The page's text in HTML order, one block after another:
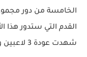
الخامسة من دور
القدم التي ستدور هذا
شهدت عودة 3 لاعبين وهم: